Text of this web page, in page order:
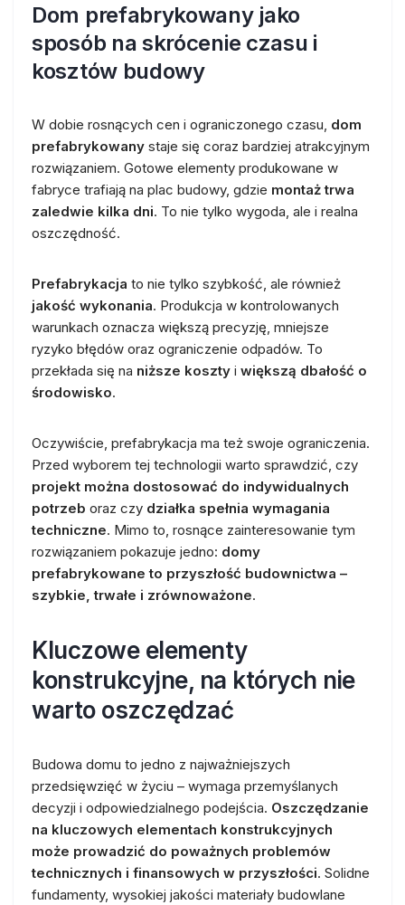
Dom prefabrykowany jako
sposób na skrócenie czasu i
kosztów budowy
W dobie rosnących cen i ograniczonego czasu, dom
prefabrykowany staje się coraz bardziej atrakcyjnym
rozwiązaniem. Gotowe elementy produkowane w
fabryce trafiają na plac budowy, gdzie montaż trwa
zaledwie kilka dni. To nie tylko wygoda, ale i realna
oszczędność.
Prefabrykacja to nie tylko szybkość, ale również
jakość wykonania. Produkcja w kontrolowanych
warunkach oznacza większą precyzję, mniejsze
ryzyko błędów oraz ograniczenie odpadów. To
przekłada się na niższe koszty i większą dbałość o
środowisko.
Oczywiście, prefabrykacja ma też swoje ograniczenia.
Przed wyborem tej technologii warto sprawdzić, czy
projekt można dostosować do indywidualnych
potrzeb oraz czy działka spełnia wymagania
techniczne. Mimo to, rosnące zainteresowanie tym
rozwiązaniem pokazuje jedno: domy
prefabrykowane to przyszłość budownictwa –
szybkie, trwałe i zrównoważone.
Kluczowe elementy
konstrukcyjne, na których nie
warto oszczędzać
Budowa domu to jedno z najważniejszych
przedsięwzięć w życiu – wymaga przemyślanych
decyzji i odpowiedzialnego podejścia. Oszczędzanie
na kluczowych elementach konstrukcyjnych
może prowadzić do poważnych problemów
technicznych i finansowych w przyszłości. Solidne
fundamenty, wysokiej jakości materiały budowlane